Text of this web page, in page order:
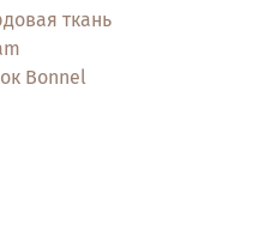
ткань
Bonnel